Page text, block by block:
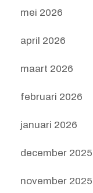
mei 2026
april 2026
maart 2026
februari 2026
januari 2026
december 2025
november 2025